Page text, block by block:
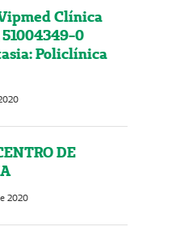
Clínica
0
Policlínica
DE
2020